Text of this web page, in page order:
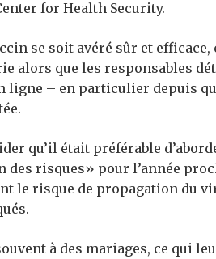
for Health Security.
se soit avéré sûr et
alors que les responsables
ligne – en particulier depuis
qu’il était préférable
des risques» pour l’année
le risque de propagation du
à des mariages, ce qui